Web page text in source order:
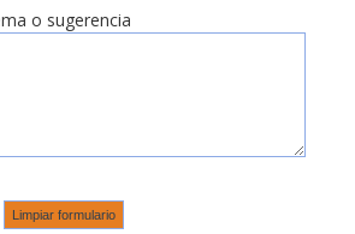
o sugerencia